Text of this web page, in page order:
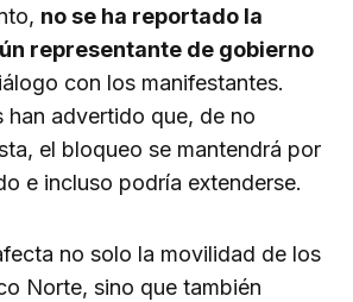
no se ha reportado la
representante de gobierno
con los manifestantes.
han advertido que, de no
el bloqueo se mantendrá por
e incluso podría extenderse.
no solo la movilidad de los
Norte, sino que también